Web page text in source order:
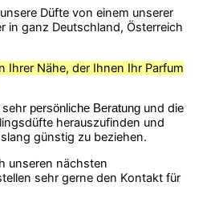
Düfte von einem unserer
in ganz Deutschland, Österreich
Ihrer Nähe, der Ihnen Ihr Parfum
sehr persönliche Beratung und die
herauszufinden und
günstig zu beziehen.
unseren nächsten
sehr gerne den Kontakt für